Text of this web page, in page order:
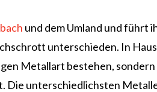
und dem Umland und führt
unterschieden. In
Metallart bestehen,
Die unterschiedlichsten